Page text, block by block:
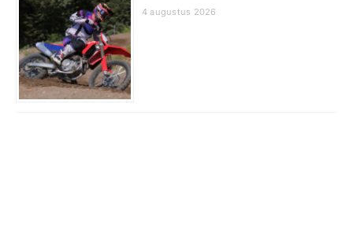
4 augustus 2026